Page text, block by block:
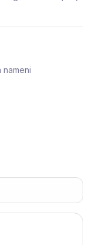
nameni